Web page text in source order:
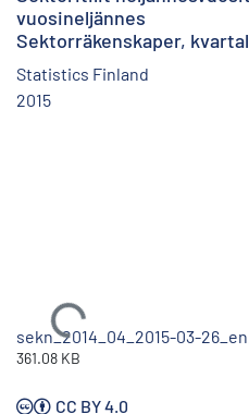
vuosineljännes
Sektorräkenskaper,
Statistics Finland
2015
Ladataan...
sekn_2014_04_2015-03-
361.08 KB
CC BY 4.0